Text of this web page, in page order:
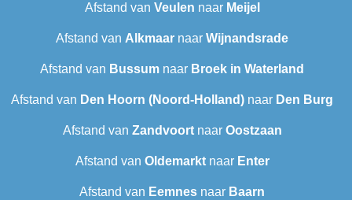
Afstand van Veulen naar Meijel
Afstand van Alkmaar naar Wijnandsrade
Afstand van Bussum naar Broek in Waterland
Afstand van Den Hoorn (Noord-Holland) naar Den Burg
Afstand van Zandvoortnaar Oostzaan
Afstand van Oldemarktnaar Enter
Afstand van Eemnes naar Baarn